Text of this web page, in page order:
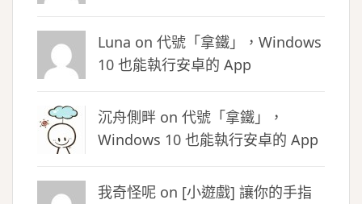
Luna on 代號「拿鐵」，Windows
10 也能執行安卓的 App
沉舟側畔 on 代號「拿鐵」，
Windows 10 也能執行安卓的 App
我奇怪呢 on [小遊戲] 讓你的手指